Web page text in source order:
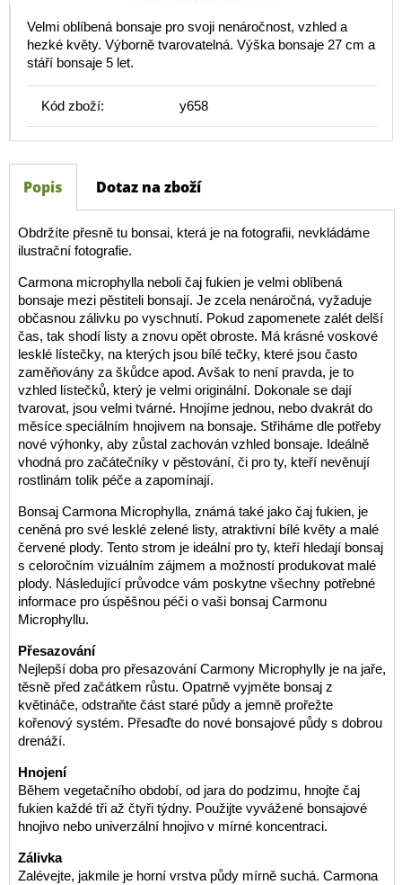
Velmi oblíbená bonsaje pro svoji nenáročnost, vzhled a
hezké květy. Výborně tvarovatelná. Výška bonsaje 27 cm a
stáří bonsaje 5 let.
Kód zboží: y658
Popis Dotaz na zboží
Obdržíte přesně tu bonsai, která je na fotografii, nevkládáme
ilustrační fotografie.
Carmona microphylla neboli čaj fukien je velmi oblíbená
bonsaje mezi pěstiteli bonsají. Je zcela nenáročná, vyžaduje
občasnou zálivku po vyschnutí. Pokud zapomenete zalét delší
čas, tak shodí listy a znovu opět obroste. Má krásné voskové
lesklé lístečky, na kterých jsou bílé tečky, které jsou často
zaměňovány za škůdce apod. Avšak to není pravda, je to
vzhled lístečků, který je velmi originální. Dokonale se dají
tvarovat, jsou velmi tvárné. Hnojíme jednou, nebo dvakrát do
měsíce speciálním hnojivem na bonsaje. Střiháme dle potřeby
nové výhonky, aby zůstal zachován vzhled bonsaje. Ideálně
vhodná pro začátečníky v pěstování, či pro ty, kteří nevěnují
rostlinám tolik péče a zapomínají.
Bonsaj Carmona Microphylla, známá také jako čaj fukien, je
ceněná pro své lesklé zelené listy, atraktivní bílé květy a malé
červené plody. Tento strom je ideální pro ty, kteří hledají bonsaj
s celoročním vizuálním zájmem a možností produkovat malé
plody. Následující průvodce vám poskytne všechny potřebné
informace pro úspěšnou péči o vaši bonsaj Carmonu
Microphyllu.
Přesazování
Nejlepší doba pro přesazování Carmony Microphylly je na jaře,
těsně před začátkem růstu. Opatrně vyjměte bonsaj z
květináče, odstraňte část staré půdy a jemně prořežte
kořenový systém. Přesaďte do nové bonsajové půdy s dobrou
drenáží.
Hnojení
Během vegetačního období, od jara do podzimu, hnojte čaj
fukien každé tři až čtyři týdny. Použijte vyvážené bonsajové
hnojivo nebo univerzální hnojivo v mírné koncentraci.
Zálivka
Zalévejte, jakmile je horní vrstva půdy mírně suchá. Carmona